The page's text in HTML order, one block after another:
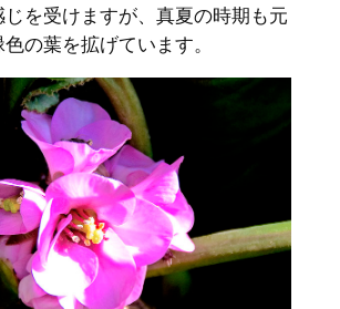
を受けますが、真夏の時期も元
の葉を拡げています。